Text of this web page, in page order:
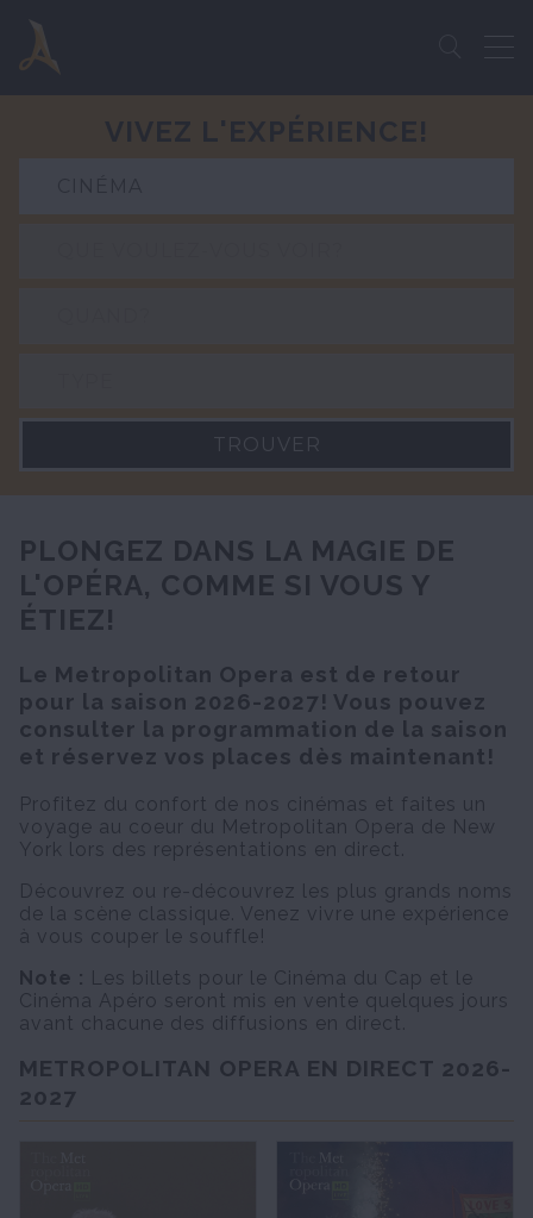
VIVEZ L'EXPÉRIENCE!
TROUVER
PLONGEZ DANS LA MAGIE DE
L'OPÉRA, COMME SI VOUS Y
ÉTIEZ!
Le Metropolitan Opera est de retour
pour la saison 2026-2027! Vous pouvez
consulter la programmation de la saison
et réservez vos places dès maintenant!
Profitez du confort de nos cinémas et faites un
voyage au coeur du Metropolitan Opera de New
York lors des représentations en direct.
Découvrez ou re-découvrez les plus grands noms
de la scène classique. Venez vivre une expérience
à vous couper le souffle!
Note : Les billets pour le Cinéma du Cap et le
Cinéma Apéro seront mis en vente quelques jours
avant chacune des diffusions en direct.
METROPOLITAN OPERA EN DIRECT 2026-
2027